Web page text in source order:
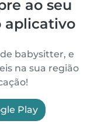
ao seu
aplicativo
babysitter, e
na sua região
Play